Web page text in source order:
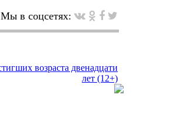
Мы в соцсетях: